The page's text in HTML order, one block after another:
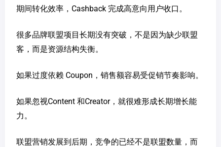
期间转化效率，Cashback 完成高意向用户收口。
很多品牌联盟项目长期没有突破，不是因为缺少联盟
客，而是资源结构失衡。
如果过度依赖 Coupon，销售额容易受促销节奏影响。
如果忽视Content 和Creator，就很难形成长期增长能
力。
联盟营销发展到后期，竞争的已经不是联盟数量，而